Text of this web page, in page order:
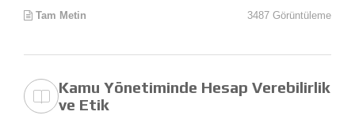
Tam Metin
3487 Görüntüleme
Kamu Yönetiminde Hesap Verebilirlik
ve Etik